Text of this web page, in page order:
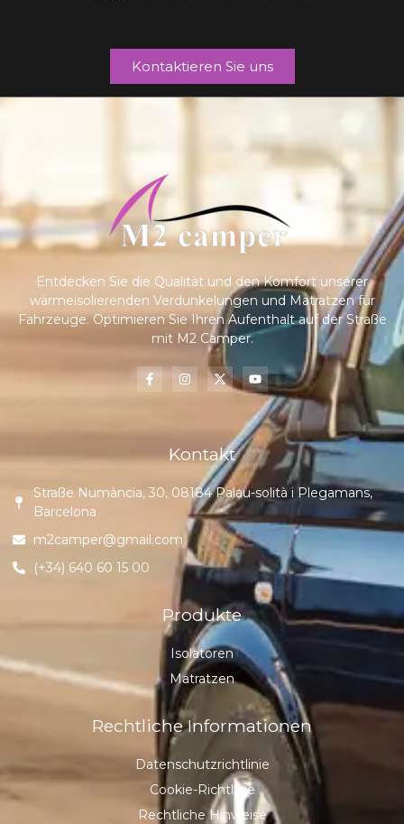
Kontaktieren Sie uns
Entdecken Sie die Qualität und den Komfort unserer
wärmeisolierenden Verdunkelungen und Matratzen für
Fahrzeuge. Optimieren Sie Ihren Aufenthalt auf der Straße
mit M2 Camper.
Kontakt
Straße Numància, 30, 08184 Palau-solità i Plegamans,
Barcelona
m2camper@gmail.com
(+34) 640 60 15 00
Produkte
Isolatoren
Matratzen
Rechtliche Informationen
Datenschutzrichtlinie
Cookie-Richtlinie
Rechtliche Hinweise